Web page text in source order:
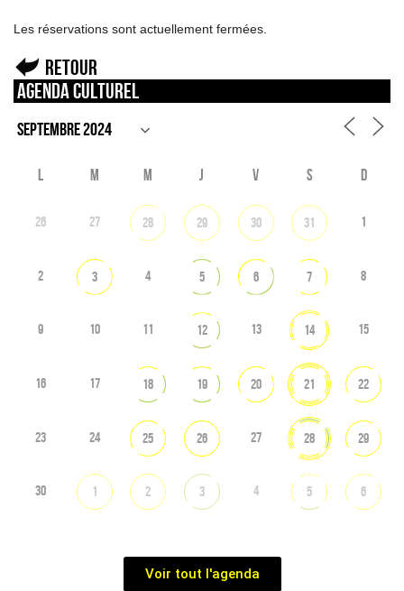
Les réservations sont actuellement fermées.
Retour
Agenda culturel
L M M J V S D
26 27 28 29 30 31 1
2 3 4 5 6 7 8
9 10 11 12 13 14 15
16 17 18 19 20 21 22
23 24 25 26 27 28 29
30 1 2 3 4 5 6
Voir tout l'agenda